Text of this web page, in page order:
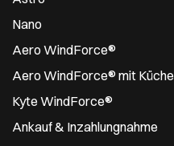
Nano
Aero WindForce®
Aero WindForce® mit Küche
Kyte WindForce®
Ankauf & Inzahlungnahme